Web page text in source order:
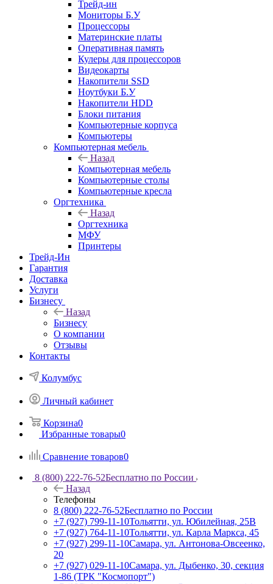
Трейд-ин
Мониторы Б.У
Процессоры
Материнские платы
Оперативная память
Кулеры для процессоров
Видеокарты
Накопители SSD
Ноутбуки Б.У
Накопители HDD
Блоки питания
Компьютерные корпуса
Компьютеры
Компьютерная мебель
Назад
Компьютерная мебель
Компьютерные столы
Компьютерные кресла
Оргтехника
Назад
Оргтехника
МФУ
Принтеры
Трейд-Ин
Гарантия
Доставка
Услуги
Бизнесу
Назад
Бизнесу
О компании
Отзывы
Контакты
Колумбус
Личный кабинет
Корзина0
Избранные товары0
Сравнение товаров0
8 (800) 222-76-52Бесплатно по России
Назад
Телефоны
8 (800) 222-76-52Бесплатно по России
+7 (927) 799-11-10Тольятти, ул. Юбилейная, 25В
+7 (927) 764-11-10Тольятти, ул. Карла Маркса, 45
+7 (927) 299-11-10Самара, ул. Антонова-Овсеенко,
20
+7 (927) 029-11-10Самара, ул. Дыбенко, 30, секция
1-86 (ТРК "Космопорт")